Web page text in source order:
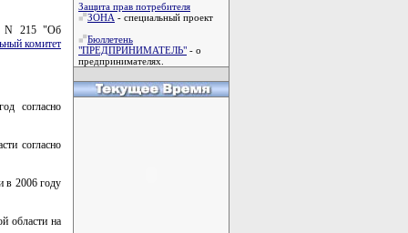
N 215 "Об
комитет
согласно
согласно
в 2006 году
области на
Защита прав потребителя
ЗОНА - специальный проект
Бюллетень
"ПРЕДПРИНИМАТЕЛЬ" - о
предпринимателях.